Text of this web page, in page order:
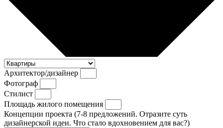
Архитектор/дизайнер
Фотограф
Стилист
Площадь жилого помещения
Концепции проекта (7-8 предложений. Отразите суть
дизайнерской идеи. Что стало вдохновением для вас?)